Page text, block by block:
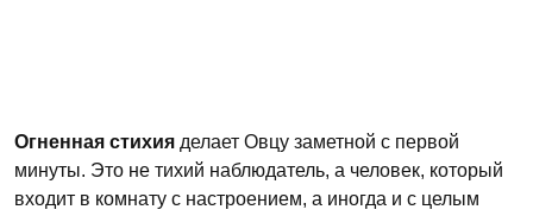
Огненная стихия делает Овцу заметной с первой
минуты. Это не тихий наблюдатель, а человек, который
входит в комнату с настроением, а иногда и с целым